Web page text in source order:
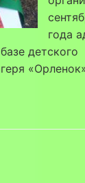
года
детского